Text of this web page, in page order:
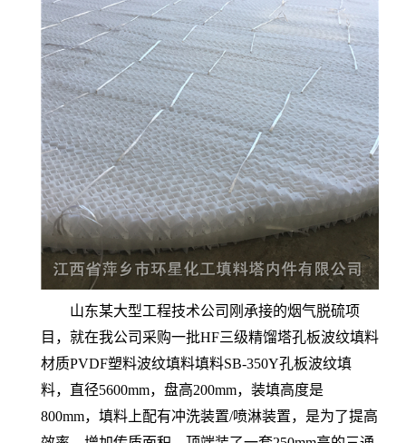
山东某大型工程技术公司刚承接的烟气脱硫项
目，就在我公司采购一批HF三级精馏塔孔板波纹填料
材质PVDF塑料波纹填料填料SB-350Y孔板波纹填
料，直径5600mm，盘高200mm，装填高度是
800mm，填料上配有冲洗装置/喷淋装置，是为了提高